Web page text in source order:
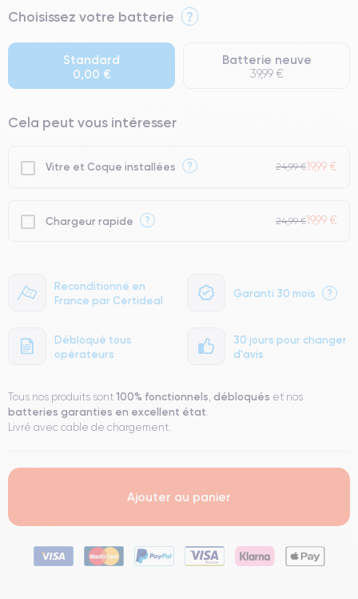
Reconditionné en
France par Certideal
Garanti 30 mois ?
Débloqué tous
opérateurs
30 jours pour changer
d'avis
⭐ Premium
● Batterie : usage intensif.
● Seuls 5% de nos téléphones ont un grade Premium.
Choisissez votre batterie ?
Standard
0,00 €
Batterie neuve
39,99 €
Cela peut vous intéresser
Vitre et Coque installées ? 24,99 €19,99 €
Chargeur rapide ? 24,99 €19,99 €
Tous nos produits sont 100% fonctionnels, débloqués et nos
batteries garanties en excellent état.
Livré avec cable de chargement.
Ajouter au panier